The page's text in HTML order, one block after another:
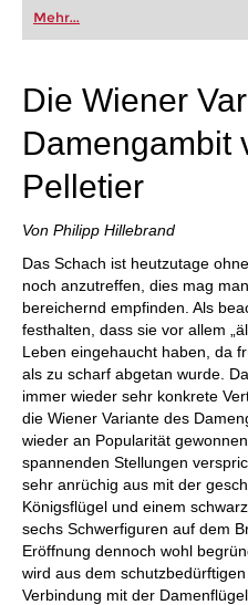
oder bereits auf Turnierniveau
FRITZ trainieren Sie effizienter,
individueller als je zuvor.
Mehr...
Die Wiener
Damengambit
Pelletier
Von Philipp Hillebrand
Das Schach ist heutzutage
noch anzutreffen, dies mag
bereichernd empfinden. Als
festhalten, dass sie vor allem
Leben eingehaucht haben, da
als zu scharf abgetan wurde.
immer wieder sehr konkrete
die Wiener Variante des
wieder an Popularität
spannenden Stellungen
sehr anrüchig aus mit der
Königsflügel und einem
sechs Schwerfiguren auf dem
Eröffnung dennoch wohl
wird aus dem
Verbindung mit der